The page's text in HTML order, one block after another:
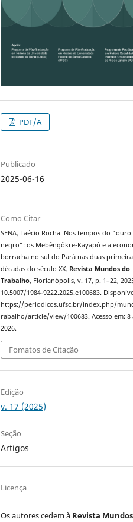
PDF/A
Publicado
2025-06-16
Como Citar
SENA, Laécio Rocha. Nos tempos do “ouro
negro”: os Mebêngôkre-Kayapó e a
borracha no sul do Pará nas duas
décadas do século XX. Revista Mundos do
Trabalho, Florianópolis, v. 17, p. 1–22,
10.5007/1984-9222.2025.e100683.
https://periodicos.ufsc.br/index.php/
rabalho/article/view/100683. Acesso em: 8
2026.
Fomatos de Citação
Edição
v. 17 (2025)
Seção
Artigos
Licença
Os autores cedem à Revista